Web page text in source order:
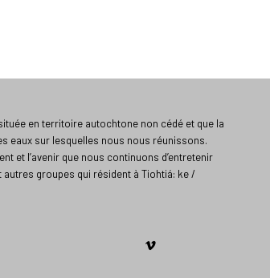
en territoire autochtone non cédé et que la
eaux sur lesquelles nous nous réunissons.
et l’avenir que nous continuons d’entretenir
groupes qui résident à Tiohtiá: ke /